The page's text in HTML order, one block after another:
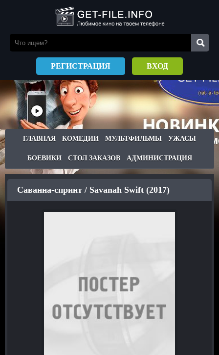
РЕГИСТРАЦИЯ ВХОД
ГЛАВНАЯ КОМЕДИИ МУЛЬТФИЛЬМЫ УЖАСЫ
БОЕВИКИ СТОЛ ЗАКАЗОВ АДМИНИСТРАЦИЯ
Саванна-спринт / Savanah Swift (2017)